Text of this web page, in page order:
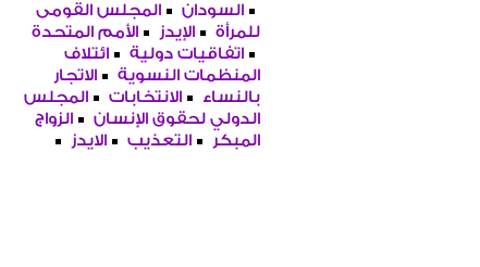
السودان
المجلس القومى
للمرأة
الإيدز
الأمم المتحدة
اتفاقيات دولية
ائتلاف
المنظمات النسوية
الاتجار
بالنساء
الانتخابات
المجلس
الدولي لحقوق الإنسان
الزواج
المبكر
التعذيب الايدز